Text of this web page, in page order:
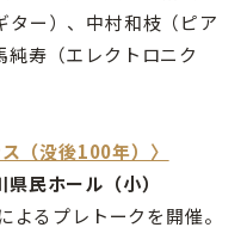
ター）、中村和枝（ピア
純寿（エレクトロニク
（没後100年）〉
民ホール （小）
るプレトークを開催。